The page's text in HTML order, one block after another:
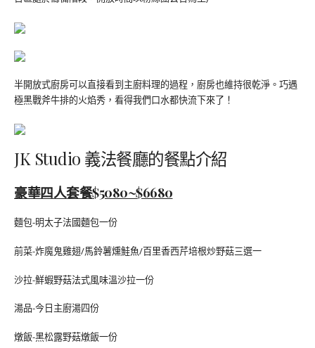
半開放式廚房可以直接看到主廚料理的過程，廚房也維持很乾淨。巧遇
極黑戰斧牛排的火焰秀，看得我們口水都快流下來了！
JK Studio 義法餐廳的餐點介紹
豪華四人套餐$5080~$6680
麵包-明太子法國麵包一份
前菜-炸魔鬼雞翅/馬鈴薯燻鮭魚/百里香西芹培根炒野菇三選一
沙拉-鮮蝦野菇法式風味溫沙拉一份
湯品-今日主廚湯四份
燉飯-黑松露野菇燉飯一份